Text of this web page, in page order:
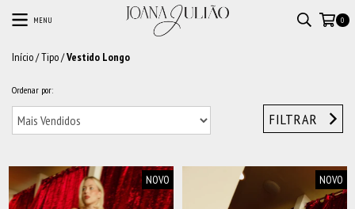
MENU 0
Início/Tipo/Vestido Longo
Ordenar por:
FILTRAR
NOVO NOVO